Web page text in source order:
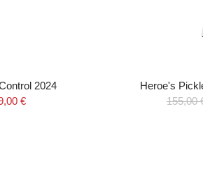
2024
€
Heroe's
155,00